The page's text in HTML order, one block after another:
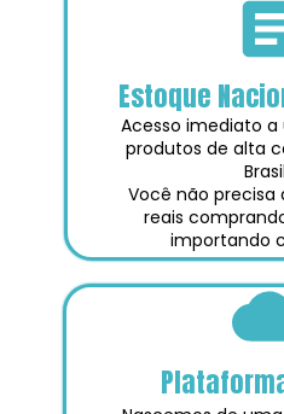
Estoque
Acesso imediato
produtos de alta
Você não precisa
reais
importando